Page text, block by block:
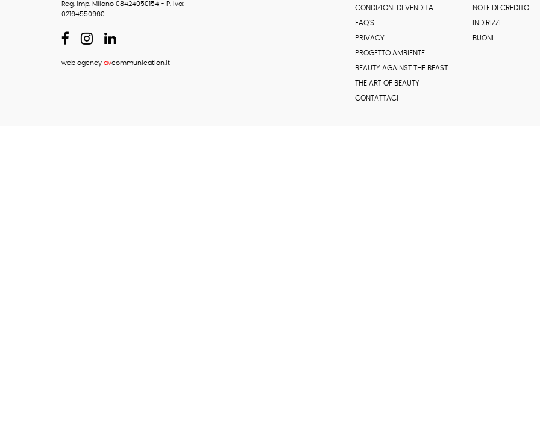
Reg. Imp. Milano 08424050154 - P. Iva:
02164550960
web agency avcommunication.it
CONDIZIONI DI VENDITA
FAQ'S
PRIVACY
PROGETTO AMBIENTE
BEAUTY AGAINST THE BEAST
THE ART OF BEAUTY
CONTATTACI
NOTE DI CREDITO
INDIRIZZI
BUONI